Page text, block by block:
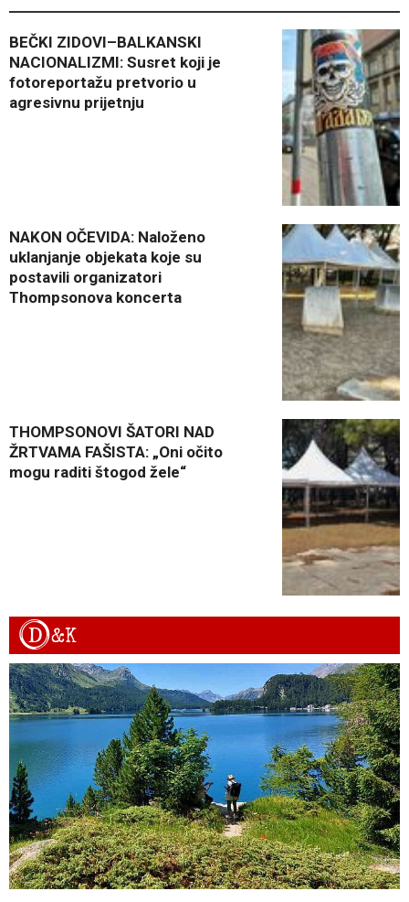
BEČKI ZIDOVI–BALKANSKI
NACIONALIZMI: Susret koji je
fotoreportažu pretvorio u
agresivnu prijetnju
NAKON OČEVIDA: Naloženo
uklanjanje objekata koje su
postavili organizatori
Thompsonova koncerta
THOMPSONOVI ŠATORI NAD
ŽRTVAMA FAŠISTA: „Oni očito
mogu raditi štogod žele“
D&K